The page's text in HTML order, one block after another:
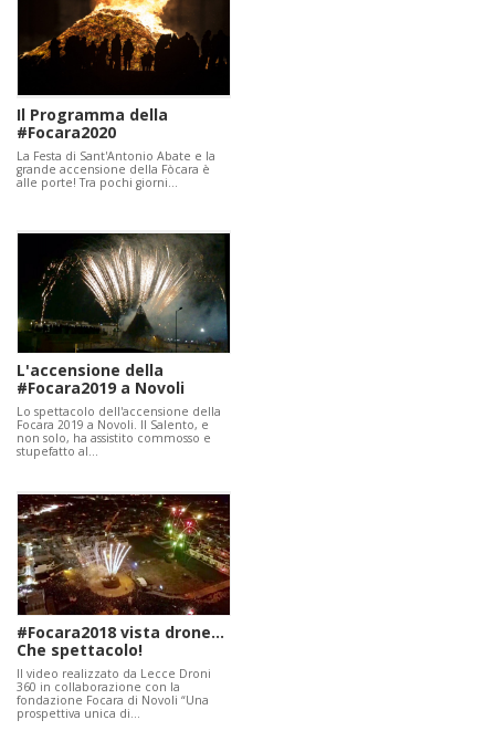
Il Programma della
#Focara2020
La Festa di Sant'Antonio Abate e la
grande accensione della Fòcara è
alle porte! Tra pochi giorni…
L'accensione della
#Focara2019 a Novoli
Lo spettacolo dell'accensione della
Focara 2019 a Novoli. Il Salento, e
non solo, ha assistito commosso e
stupefatto al…
#Focara2018 vista drone...
Che spettacolo!
Il video realizzato da Lecce Droni
360 in collaborazione con la
fondazione Focara di Novoli “Una
prospettiva unica di…